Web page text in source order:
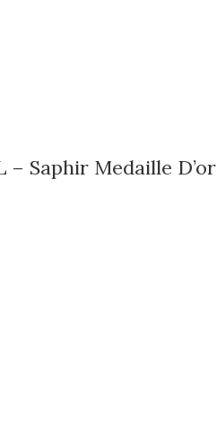
Saphir Medaille D’or